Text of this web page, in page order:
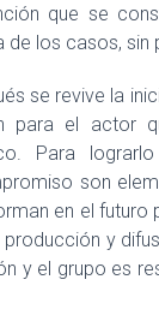
que se
de los casos, sin
se revive la
para el actor
Para
son
en el futuro
producción y
y el grupo es